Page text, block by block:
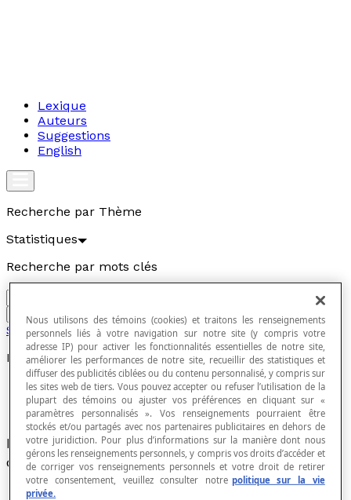
Lexique
Auteurs
Suggestions
English
Recherche par Thème
Statistiques
Recherche par mots clés
Aller
Statistiques
Point de repère
Donnée connue qui nous permet d'estimer une
quantité inconnue.
Nous utilisons des témoins (cookies) et traitons les renseignements
personnels liés à votre navigation sur notre site (y compris votre
adresse IP) pour activer les fonctionnalités essentielles de notre site,
améliorer les performances de notre site, recueillir des statistiques et
diffuser des publicités ciblées ou du contenu personnalisé, y compris sur
les sites web de tiers. Vous pouvez accepter ou refuser l’utilisation de la
plupart des témoins ou ajuster vos préférences en cliquant sur «
paramètres personnalisés ». Vos renseignements pourraient être
stockés et/ou partagés avec nos partenaires publicitaires en dehors de
votre juridiction. Pour plus d’informations sur la manière dont nous
gérons les renseignements personnels, y compris vos droits d’accéder et
de corriger vos renseignements personnels et votre droit de retirer
votre consentement, veuillez consulter notre politique sur la vie
privée.